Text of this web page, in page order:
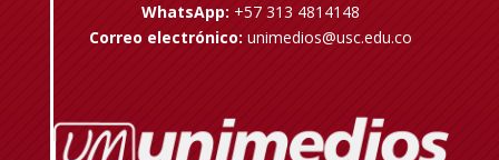
WhatsApp: +57 313 4814148
Correo electrónico: unimedios@usc.edu.co